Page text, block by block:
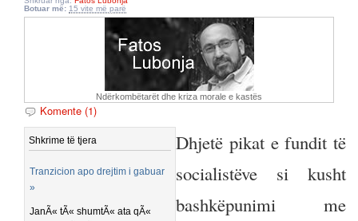
Botuar më: 15 vite më parë
Ndërkombëtarët dhe kriza morale e kastës
Komente (1)
Shkrime të tjera
Tranzicion apo drejtim i gabuar
»
JanÃ« tÃ« shumtÃ« ata qÃ«
Dhjetë pikat e fundit të
socialistëve si kusht
bashkëpunimi me